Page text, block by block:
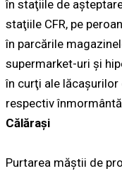
în staţiile de
staţiile CFR, pe
în parcările
supermarket-uri şi
în curţi ale
respectiv
Călărași
Purtarea măştii de